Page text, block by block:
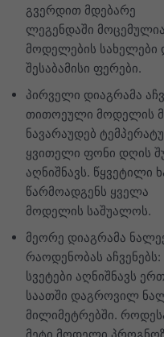
გვერდით მდებარე
ლეგენდაში
მოდელების სახელები
შესაბამისი ფერები.
პირველი დიაგრამა
თითოეული მოდელის
ნავარაუდებ
ყვითელი ფონი დღის
აღნიშნავს. წყვეტილი
წარმოადგენს ყველა
მოდელის საშუალოს.
მეორე დიაგრამა
რაოდენობას
სვეტები აღნიშნავს
საათში დაგროვილ
მილიმეტრებში.